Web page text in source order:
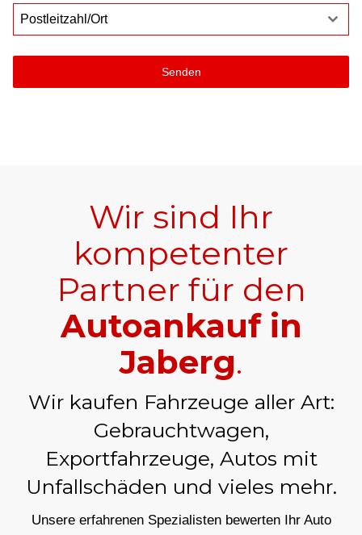
Postleitzahl/Ort
Senden
Wir sind Ihr
kompetenter
Partner für den
Autoankauf in
Jaberg.
Wir kaufen Fahrzeuge aller Art:
Gebrauchtwagen,
Exportfahrzeuge, Autos mit
Unfallschäden und vieles mehr.
Unsere erfahrenen Spezialisten bewerten Ihr Auto